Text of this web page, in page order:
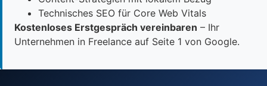
Technisches SEO für Core Web Vitals
Kostenloses Erstgespräch vereinbaren – Ihr
Unternehmen in Freelance auf Seite 1 von Google.